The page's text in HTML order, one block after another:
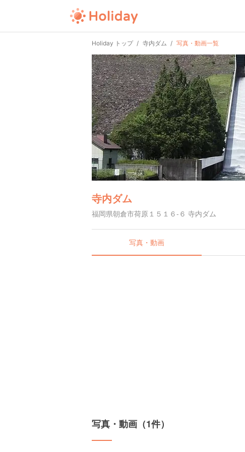
Holiday トップ 寺内ダム 写真・動画一覧
寺内ダム
福岡県朝倉市荷原１５１６-６ 寺内ダム
写真・動画
写真・動画（1件）